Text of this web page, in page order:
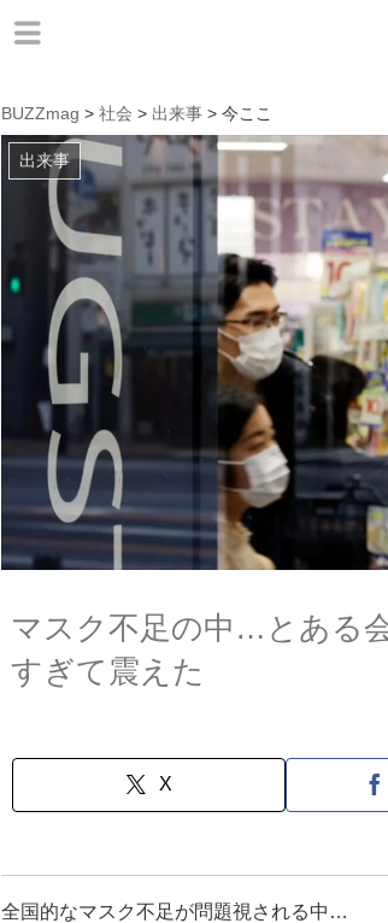
BUZZmag > 社会 > 出来事 > 今ここ
出来事
マスク不足の中…とある
すぎて震えた
X
全国的なマスク不足が問題視される中…